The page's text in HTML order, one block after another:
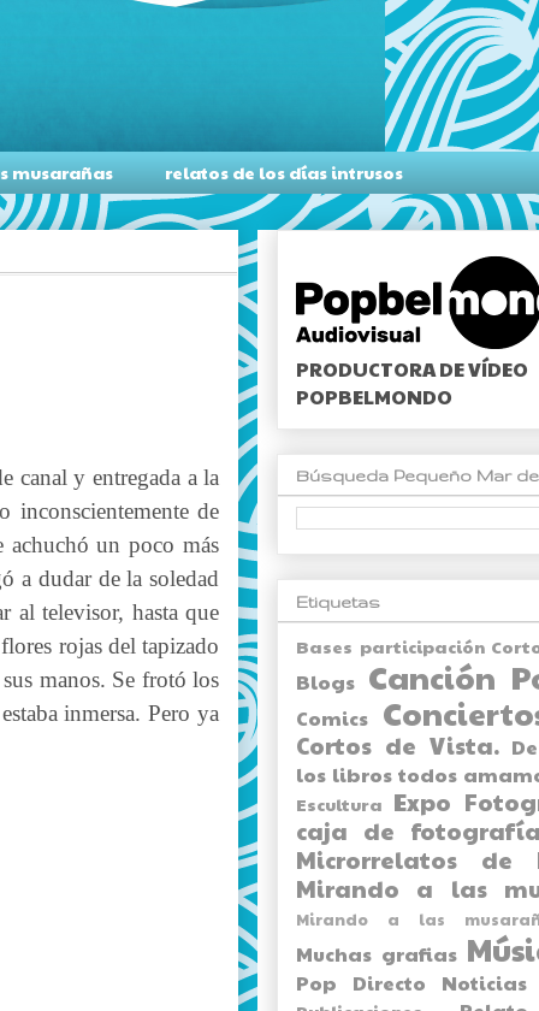
musarañas relatos de los días intrusos
canal y entregada a la
inconscientemente de
achuchó un poco más
a dudar de la soledad
al televisor, hasta que
rojas del tapizado
manos. Se frotó los
inmersa. Pero ya
PRODUCTORA DE VÍDEO
POPBELMONDO
Búsqueda Pequeño Mar
Etiquetas
Bases participación
Blogs Canción
Comics
Cortos de Vista.
los libros todos
Escultura Expo
caja de
Microrrelatos de
Mirando a las
Mirando a las
Muchas grafias
Pop Directo Noticias